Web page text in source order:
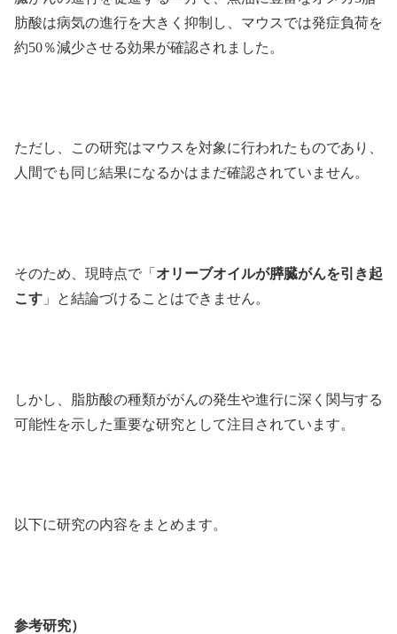
肪酸は病気の進行を大きく抑制し、マウスでは発症負荷を
約50％減少させる効果が確認されました。
ただし、この研究はマウスを対象に行われたものであり、
人間でも同じ結果になるかはまだ確認されていません。
そのため、現時点で「 オリーブオイルが膵臓がんを引き起
こす 」と結論づけることはできません。
しかし、脂肪酸の種類ががんの発生や進行に深く関与する
可能性を示した重要な研究として注目されています。
以下に研究の内容をまとめます。
参考研究）